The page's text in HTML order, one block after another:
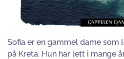
Sofia er en gammel dame som
på Kreta. Hun har lett i mange